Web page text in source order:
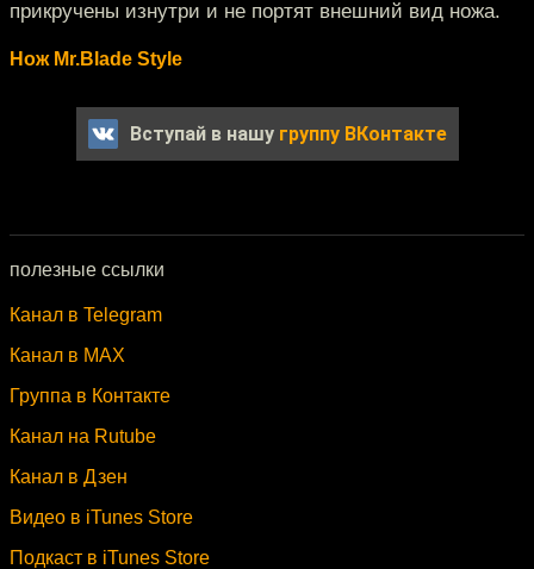
прикручены изнутри и не портят внешний вид ножа.
Нож Mr.Blade Style
Вступай в нашу группу ВКонтакте
полезные ссылки
Канал в Telegram
Канал в MAX
Группа в Контакте
Канал на Rutube
Канал в Дзен
Видео в iTunes Store
Подкаст в iTunes Store